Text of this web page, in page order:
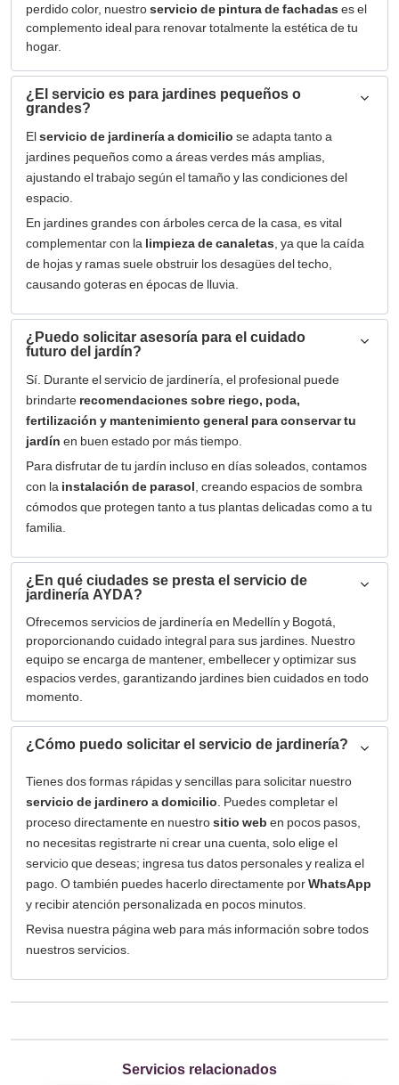
perdido color, nuestroservicio de pintura de fachadas es el
complemento ideal para renovar totalmente la estética de tu
hogar.
¿El servicio es para jardines pequeños o
grandes?
Elservicio de jardinería a domicilio se adapta tanto a
jardines pequeños como a áreas verdes más amplias,
ajustando el trabajo según el tamaño y las condiciones del
espacio.
En jardines grandes con árboles cerca de la casa, es vital
complementar con la limpieza de canaletas , ya que la caída
de hojas y ramas suele obstruir los desagües del techo,
causando goteras en épocas de lluvia.
¿Puedo solicitar asesoría para el cuidado
futuro del jardín?
Sí. Durante el servicio de jardinería, el profesional puede
brindarte recomendaciones sobre riego, poda,
fertilización y mantenimiento general para conservar tu
jardín en buen estado por más tiempo.
Para disfrutar de tu jardín incluso en días soleados, contamos
con la instalación de parasol , creando espacios de sombra
cómodos que protegen tanto a tus plantas delicadas como a tu
familia.
¿En qué ciudades se presta el servicio de
jardinería AYDA?
Ofrecemos servicios de jardinería en Medellín y Bogotá,
proporcionando cuidado integral para sus jardines. Nuestro
equipo se encarga de mantener, embellecer y optimizar sus
espacios verdes, garantizando jardines bien cuidados en todo
momento.
¿Cómo puedo solicitar el servicio de jardinería?
Tienes dos formas rápidas y sencillas para solicitar nuestro
servicio de jardinero a domicilio . Puedes completar el
proceso directamente en nuestrositio web en pocos pasos,
no necesitas registrarte ni crear una cuenta, solo elige el
servicio que deseas; ingresa tus datos personales y realiza el
pago. O también puedes hacerlo directamente porWhatsApp
y recibir atención personalizada en pocos minutos.
Revisa nuestra página web para más información sobre todos
nuestros servicios.
Servicios relacionados